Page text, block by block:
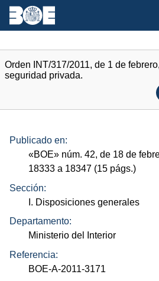
Orden INT/317/2011, de 1 de
seguridad privada.
Publicado en:
«BOE» núm. 42, de 18 de
18333 a 18347 (15 págs.)
Sección:
I. Disposiciones generales
Departamento:
Ministerio del Interior
Referencia:
BOE-A-2011-3171